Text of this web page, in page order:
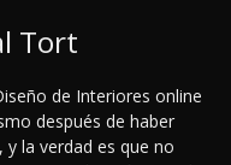
Tort
de Interiores online
después de haber
la verdad es que no